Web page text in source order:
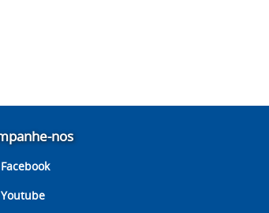
nos
Facebook
Youtube